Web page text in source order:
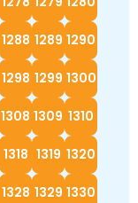
1288 1289 1290
1298 1299 1300
1308 1309 1310
1318 1319 1320
1328 1329 1330